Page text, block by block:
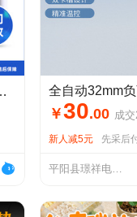
￥30.00 成交
新人减5元 先采后
平阳县璟祥电子商务商行